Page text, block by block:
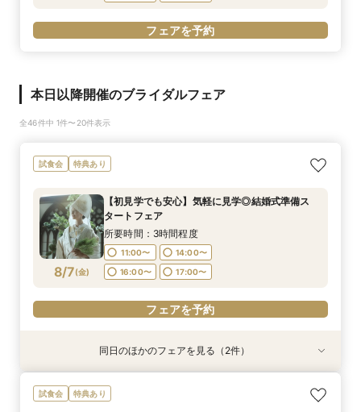
フェアを予約
本日以降開催のブライダルフェア
全46件中 1件〜20件表示
試食会 特典あり
8/7(金)
【初見学でも安心】気軽に見学◎結婚式準備ス
タートフェア
所要時間：3時間程度
11:00〜
14:00〜
16:00〜
17:00〜
フェアを予約
特典あり
【組数限定】ご来館でAmazonギフト券プレゼン
ト！さらに、ご成約で挙式料100％OFF/料理2ラ
特典あり
【少人数*おもてなし重視の方*必見】八坂の塔に
誓う挙式×実際のご婚礼料理ハーフコース試食で
同日のほかのフェアを見る（2件）
試食会 特典あり